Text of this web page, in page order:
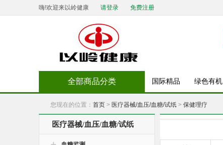
嗨!欢迎来以岭健康 请登录 免费注册
全部商品分类 国际精品 绿色有机
您现在的位置： 首页 > 医疗器械/血压/血糖/试纸 > 保健理疗
医疗器械/血压/血糖/试纸